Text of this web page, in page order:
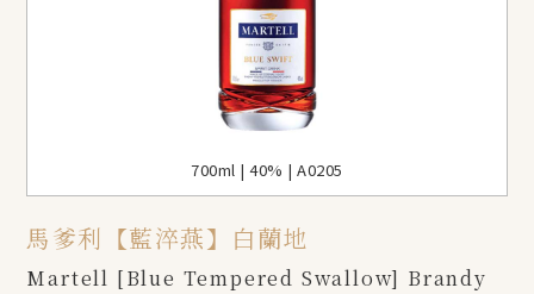
700ml | 40% | A0205
馬爹利【藍淬燕】白蘭地
Martell [Blue Tempered Swallow] Brandy